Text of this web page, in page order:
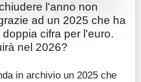
l'anno non
ad un 2025 che ha
cifra per l'euro.
nel 2026?
in archivio un 2025 che